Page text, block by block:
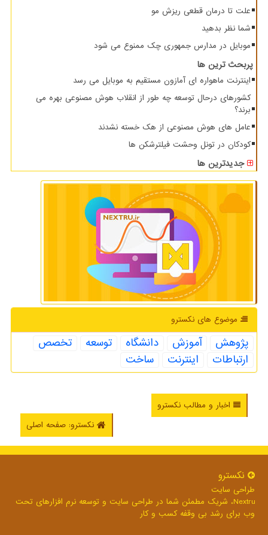
علت تا درمان قطعی ریزش مو
شما نظر بدهید
موبایل در مدارس جمهوری چک ممنوع می شود
پربحث ترین ها
اینترنت ماهواره ای آمازون مستقیم به موبایل می رسد
کشورهای درحال توسعه چه طور از انقلاب هوش مصنوعی بهره می
برند؟
عامل های هوش مصنوعی از هک خسته نشدند
کودکان در تونل وحشت فیلترشکن ها
جدیدترین ها
موضوع های نكسترو
پژوهش آموزش دانشگاه توسعه
تخصص
ارتباطات
اینترنت ساخت
اخبار و مطالب نکسترو
نکسترو: صفحه اصلی
نكسترو
طراحی سایت
Nextru، شریک مطمئن شما در طراحی سایت و توسعه نرم افزارهای تحت
وب برای رشد بی وقفه کسب و کار